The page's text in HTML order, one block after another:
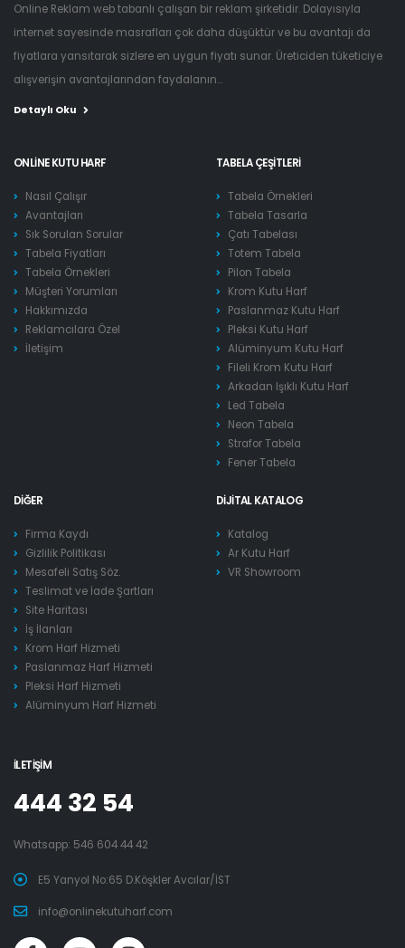
Online Reklam web tabanlı çalışan bir reklam şirketidir. Dolayısıyla
internet sayesinde masrafları çok daha düşüktür ve bu avantajı da
fiyatlara yansıtarak sizlere en uygun fiyatı sunar. Üreticiden tüketiciye
alışverişin avantajlarından faydalanın...
Detaylı Oku
ONLINE KUTU HARF
Nasıl Çalışır
Avantajları
Sık Sorulan Sorular
Tabela Fiyatları
Tabela Örnekleri
Müşteri Yorumları
Hakkımızda
Reklamcılara Özel
İletişim
TABELA ÇEŞITLERI
Tabela Örnekleri
Tabela Tasarla
Çatı Tabelası
Totem Tabela
Pilon Tabela
Krom Kutu Harf
Paslanmaz Kutu Harf
Pleksi Kutu Harf
Alüminyum Kutu Harf
Fileli Krom Kutu Harf
Arkadan Işıklı Kutu Harf
Led Tabela
Neon Tabela
Strafor Tabela
Fener Tabela
DIĞER
Firma Kaydı
Gizlilik Politikası
Mesafeli Satış Söz.
Teslimat ve İade Şartları
Site Haritası
İş İlanları
Krom Harf Hizmeti
Paslanmaz Harf Hizmeti
Pleksi Harf Hizmeti
Alüminyum Harf Hizmeti
DIJITAL KATALOG
Katalog
Ar Kutu Harf
VR Showroom
İLETIŞIM
444 32 54
Whatsapp: 546 604 44 42
E5 Yanyol No:65 D.Köşkler Avcılar/İST
info@onlinekutuharf.com